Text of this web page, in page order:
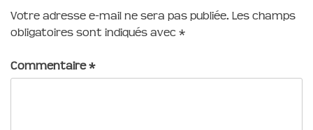
Votre adresse e-mail ne sera pas publiée. Les champs
obligatoires sont indiqués avec *
Commentaire*